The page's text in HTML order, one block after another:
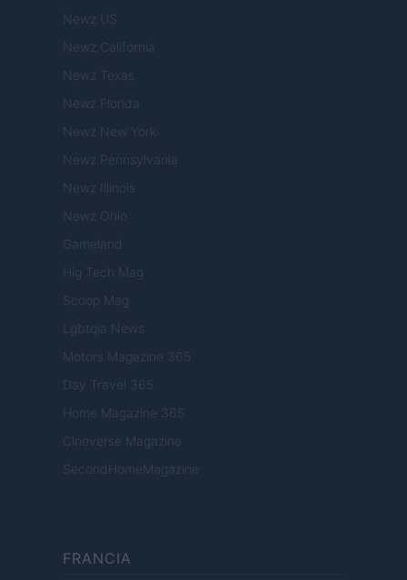
Newz US
Newz California
Newz Texas
Newz Florida
Newz New York
Newz Pennsylvania
Newz Illinois
Newz Ohio
Gameland
Hig Tech Mag
Scoop Mag
Lgbtqia News
Motors Magazine 365
Day Travel 365
Home Magazine 365
Cineverse Magazine
SecondHomeMagazine
FRANCIA